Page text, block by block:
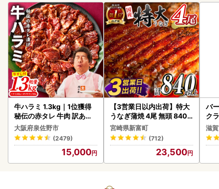
牛ハラミ 1.3kg｜1位獲得
秘伝の赤タレ 牛肉 訳あり
焼肉 BBQ
大阪府泉佐野市
(2479)
15,000
【3営業日以内出荷】特大
うなぎ蒲焼 4尾 無頭 840g
以上 C388-840-3D
宮崎県新富町
(712)
23,500
バ
ク
ア
ン
滋